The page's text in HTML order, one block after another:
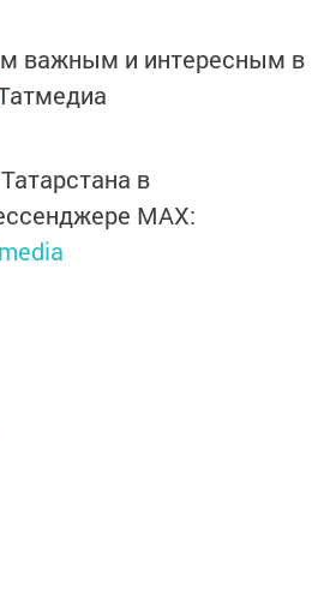
важным и интересным в
в
MАХ: